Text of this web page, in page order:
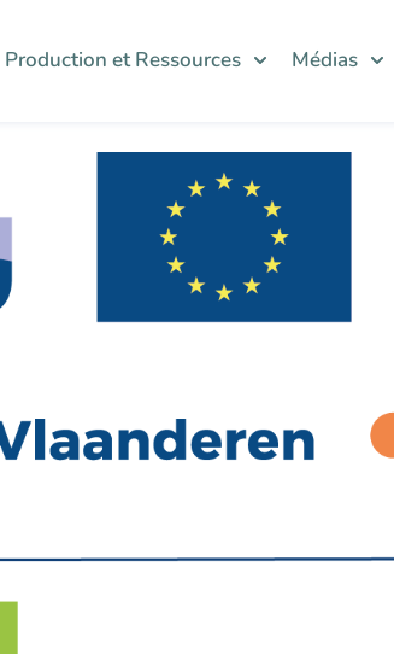
Production et Ressources Médias